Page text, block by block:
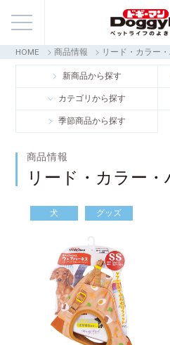
商品情報
映像ギャラリー
お客様窓口・Q＆A
会社情報
採用情報
サイトマップ
HOME 商品情報 リード・カラー
新商品から探す
カテゴリから探す
季節商品から探す
商品情報
リード・カラー
犬 グッズ